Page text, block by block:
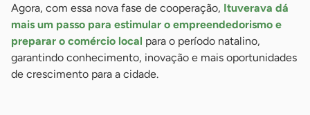
Agora, com essa nova fase de cooperação, Ituverava dá
mais um passo para estimular o empreendedorismo e
preparar o comércio local para o período natalino,
garantindo conhecimento, inovação e mais oportunidades
de crescimento para a cidade.